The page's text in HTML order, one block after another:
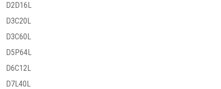
D2D16L
D3C20L
D3C60L
D5P64L
D6C12L
D7L40L